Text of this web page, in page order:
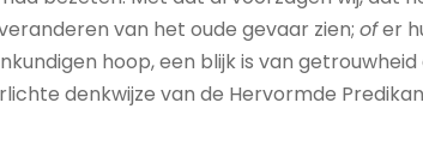
van het oude gevaar zien; ofer
hoop, een blijk is van getrouwheid
denkwijze van de Hervormde